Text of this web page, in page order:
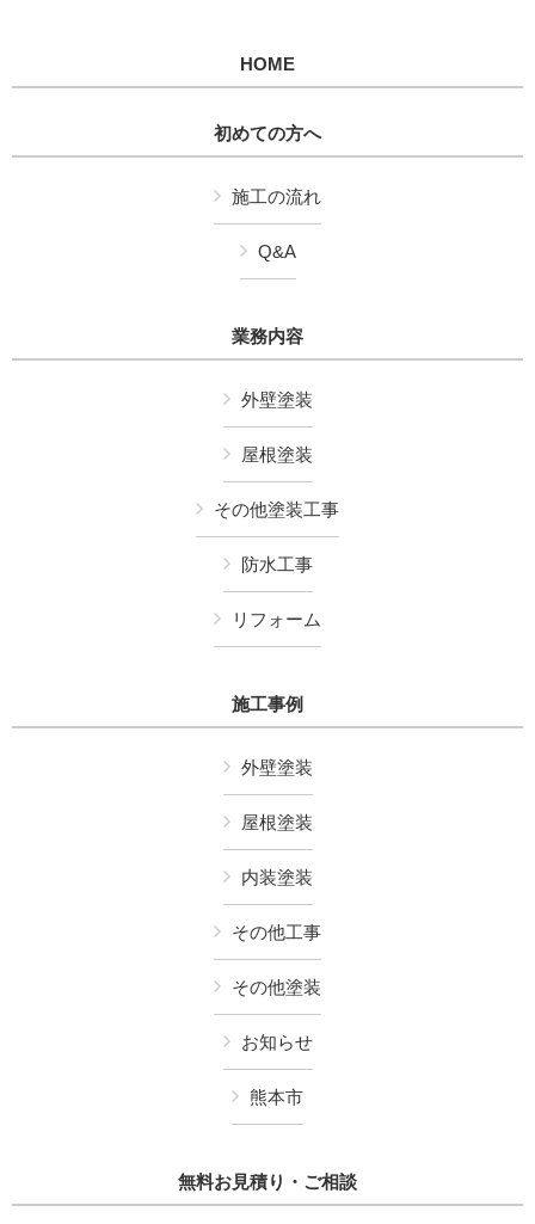
HOME
初めての方へ
施工の流れ
Q&A
業務内容
外壁塗装
屋根塗装
その他塗装工事
防水工事
リフォーム
施工事例
外壁塗装
屋根塗装
内装塗装
その他工事
その他塗装
お知らせ
熊本市
無料お見積り・ご相談